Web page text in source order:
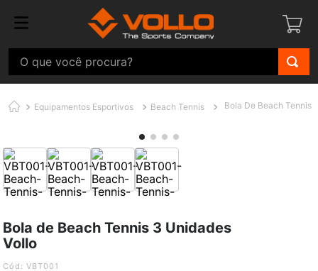
O que você procura?
Equipamentos Esportivos Beach Tennis Bola De Beach Tennis
Bola de Beach Tennis 3 Unidades
Vollo
: VBT001